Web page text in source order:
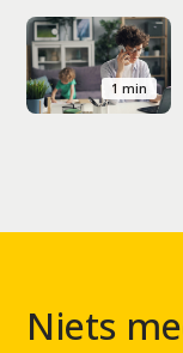
1 min
Niets